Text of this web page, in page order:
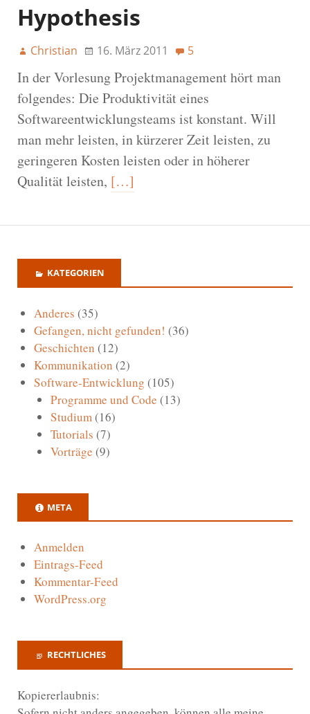
Hypothesis
Christian 16. März 2011 5
In der Vorlesung Projektmanagement hört man
folgendes: Die Produktivität eines
Softwareentwicklungsteams ist konstant. Will
man mehr leisten, in kürzerer Zeit leisten, zu
geringeren Kosten leisten oder in höherer
Qualität leisten, […]
KATEGORIEN
Anderes (35)
Gefangen, nicht gefunden! (36)
Geschichten (12)
Kommunikation (2)
Software-Entwicklung (105)
Programme und Code (13)
Studium(16)
Tutorials (7)
Vorträge (9)
META
Anmelden
Eintrags-Feed
Kommentar-Feed
WordPress.org
RECHTLICHES
Kopiererlaubnis: